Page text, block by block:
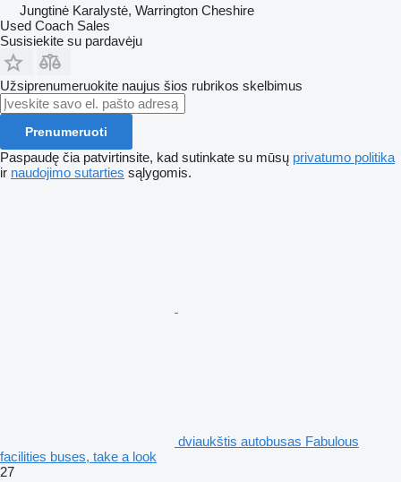
Jungtinė Karalystė, Warrington Cheshire
Used Coach Sales
Susisiekite su pardavėju
Užsiprenumeruokite naujus šios rubrikos skelbimus
Prenumeruoti
Paspaudę čia patvirtinsite, kad sutinkate su mūsų privatumo politika
ir naudojimo sutarties sąlygomis.
dviaukštis autobusas Fabulous
facilities buses, take a look
27